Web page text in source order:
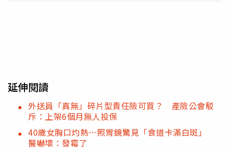
延伸閱讀
外送員「真無」碎片型責任險可買？ 產險公會駁
斥：上架6個月無人投保
40歲女胸口灼熱…照胃鏡驚見「食道卡滿白斑」
醫嚇壞：發霉了